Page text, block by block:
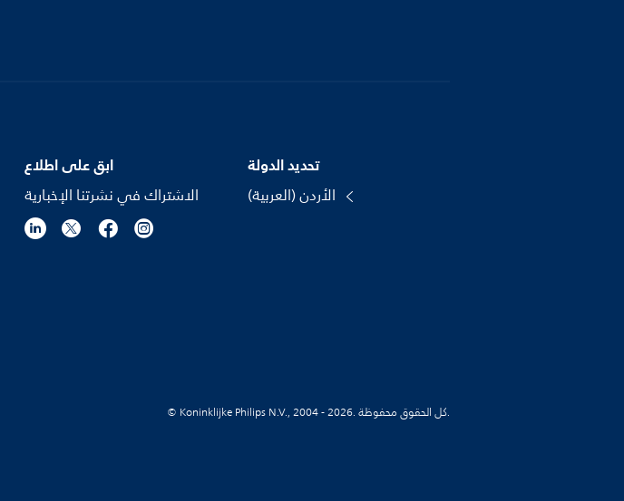
ابق على اطلاع
الاشتراك في نشرتنا الإخبارية
تحديد الدولة
© Koninklijke Philips N.V., 2004 - 2026. كل الحقوق محفوظة.